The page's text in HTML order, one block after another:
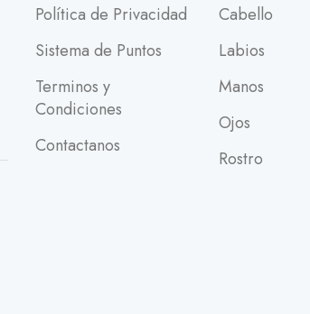
Política de Privacidad
Sistema de Puntos
Terminos y
Condiciones
Contactanos
Cabello
Labios
Manos
Ojos
Rostro